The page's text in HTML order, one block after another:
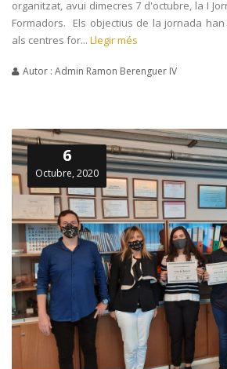
organitzat, avui dimecres 7 d'octubre, la I
Formadors. Els objectius de la jornada
als centres for... Llegir més
Autor : Admin Ramon Berenguer IV
6
Octubre, 2020